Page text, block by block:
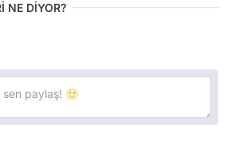
NE DİYOR?